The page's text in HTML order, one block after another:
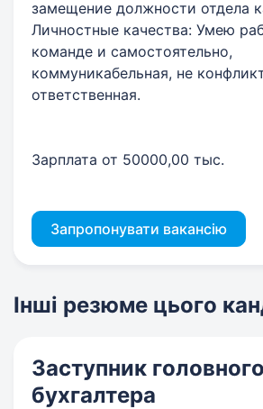
замещение должности отдела
Личностные качества: Умею
команде и самостоятельно,
коммуникабельная, не
ответственная.
Зарплата от 50000,00 тыс.
Запропонувати вакансію
Інші резюме цього
Заступник головного
бухгалтера